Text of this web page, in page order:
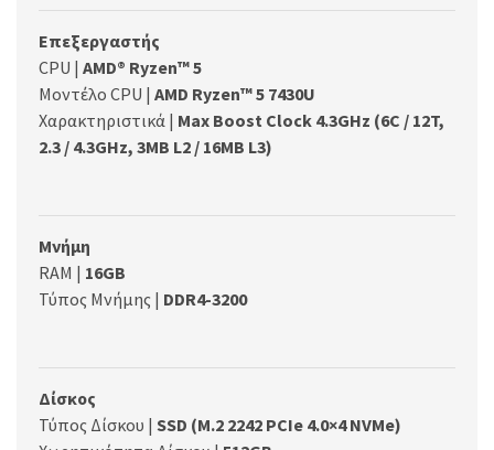
Επεξεργαστής
CPU | AMD® Ryzen™ 5
Μοντέλο CPU | AMD Ryzen™ 5 7430U
Χαρακτηριστικά | Max Boost Clock 4.3GHz (6C / 12T,
2.3 / 4.3GHz, 3MB L2 / 16MB L3)
Μνήμη
RAM | 16GB
Τύπος Μνήμης | DDR4-3200
Δίσκος
Τύπος Δίσκου | SSD (M.2 2242 PCIe 4.0×4 NVMe)